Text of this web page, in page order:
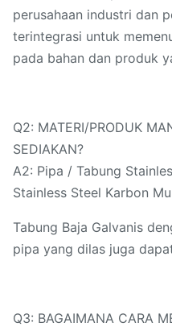
perusahaan industri dan
terintegrasi untuk
pada bahan dan produk
Q2: MATERI/PRODUK
SEDIAKAN?
A2: Pipa / Tabung
Stainless Steel Karbon
Tabung Baja Galvanis
pipa yang dilas juga
Q3: BAGAIMANA CARA